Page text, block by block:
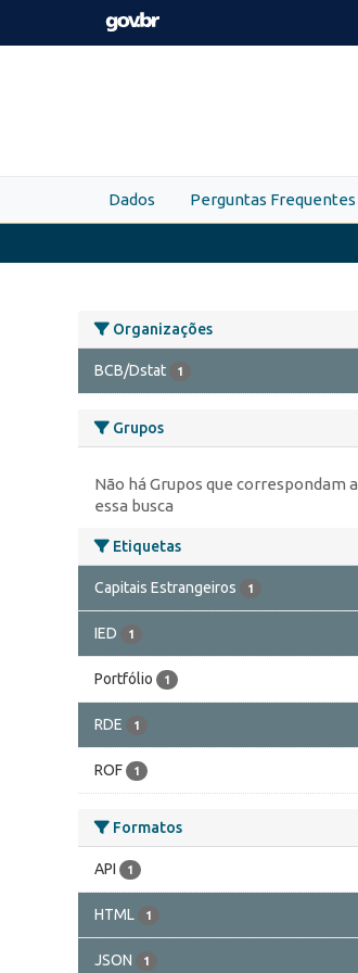
Skip to main content
Dados Perguntas Frequentes
Organizações
BCB/Dstat 1
Grupos
Não há Grupos que correspondam a
essa busca
Etiquetas
Capitais Estrangeiros 1
IED 1
Portfólio 1
RDE 1
ROF 1
Formatos
API 1
HTML 1
JSON 1